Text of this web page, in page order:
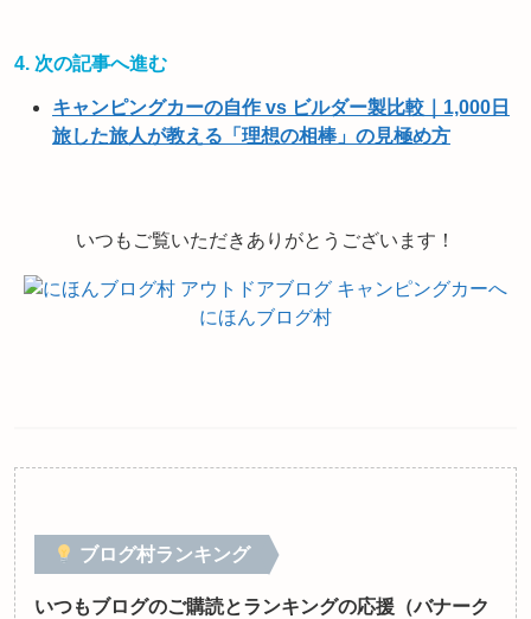
4. 次の記事へ進む
キャンピングカーの自作 vs ビルダー製比較｜1,000日
旅した旅人が教える「理想の相棒」の見極め方
いつもご覧いただきありがとうございます！
にほんブログ村
ブログ村ランキング
いつもブログのご購読とランキングの応援（バナーク